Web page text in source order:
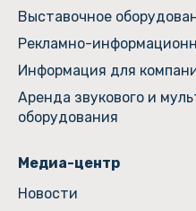
Выставочное
Рекламно-
Информация для
Аренда звукового и
оборудования
Медиа-центр
Новости